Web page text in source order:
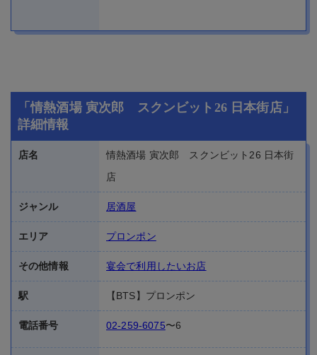
「情熱酒場 寅次郎 スクンビット26 日本街店」
詳細情報
店名
情熱酒場 寅次郎 スクンビット26 日本街
店
ジャンル 居酒屋
エリア プロンポン
その他情報 宴会で利用したいお店
駅 【BTS】プロンポン
電話番号 02-259-6075〜6